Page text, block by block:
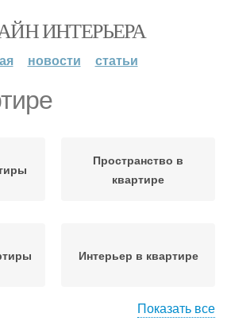
ИНТЕРЬЕРА
новости статьи
Пространство в
квартире
Интерьер в квартире
Показать все